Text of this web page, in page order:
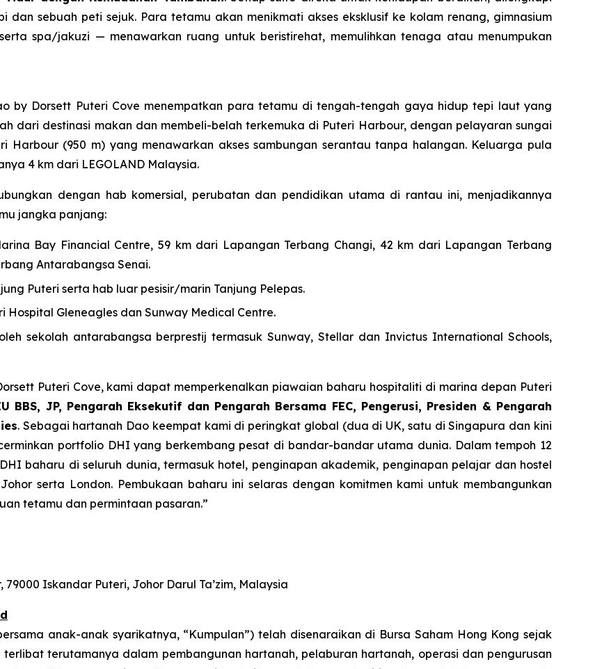
sebuah peti sejuk. Para tetamu akan menikmati akses eksklusif ke kolam renang, gimnasium
spa/jakuzi — menawarkan ruang untuk beristirehat, memulihkan tenaga atau menumpukan
by Dorsett Puteri Cove menempatkan para tetamu di tengah-tengah gaya hidup tepi laut yang
dari destinasi makan dan membeli-belah terkemuka di Puteri Harbour, dengan pelayaran sungai
Harbour (950 m) yang menawarkan akses sambungan serantau tanpa halangan. Keluarga pula
4 km dari LEGOLAND Malaysia.
dengan hab komersial, perubatan dan pendidikan utama di rantau ini, menjadikannya
jangka panjang:
Bay Financial Centre, 59 km dari Lapangan Terbang Changi, 42 km dari Lapangan Terbang
Antarabangsa Senai.
Puteri serta hab luar pesisir/marin Tanjung Pelepas.
Gleneagles dan Sunway Medical Centre.
sekolah antarabangsa berprestij termasuk Sunway, Stellar dan Invictus International Schools,
Puteri Cove, kami dapat memperkenalkan piawaian baharu hospitaliti di marina depan Puteri
BBS, JP, Pengarah Eksekutif dan Pengarah Bersama FEC, Pengerusi, Presiden & Pengarah
. Sebagai hartanah Dao keempat kami di peringkat global (dua di UK, satu di Singapura dan kini
portfolio DHI yang berkembang pesat di bandar-bandar utama dunia. Dalam tempoh 12
baharu di seluruh dunia, termasuk hotel, penginapan akademik, penginapan pelajar dan hostel
serta London. Pembukaan baharu ini selaras dengan komitmen kami untuk membangunkan
tetamu dan permintaan pasaran.”
Iskandar Puteri, Johor Darul Ta’zim, Malaysia
anak-anak syarikatnya, “Kumpulan”) telah disenaraikan di Bursa Saham Hong Kong sejak
terlibat terutamanya dalam pembangunan hartanah, pelaburan hartanah, operasi dan pengurusan